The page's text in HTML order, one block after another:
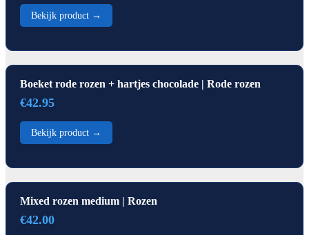
Bekijk product →
Boeket rode rozen + hartjes chocolade | Rode rozen
€42.95
Bekijk product →
Mixed rozen medium | Rozen
€42.00